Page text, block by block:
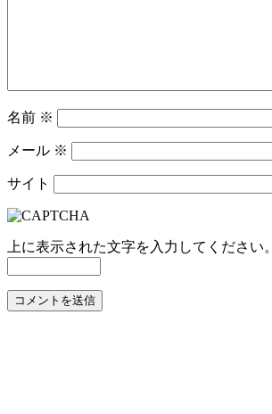
名前 ※
メール ※
サイト
上に表示された文字を入力してください。